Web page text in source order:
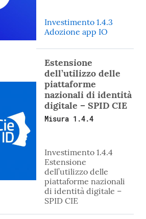
Investimento 1.4.3
Adozione app IO
Estensione
dell’utilizzo delle
piattaforme
nazionali di identità
digitale – SPID CIE
Misura 1.4.4
Investimento 1.4.4
Estensione
dell’utilizzo delle
piattaforme nazionali
di identità digitale –
SPID CIE